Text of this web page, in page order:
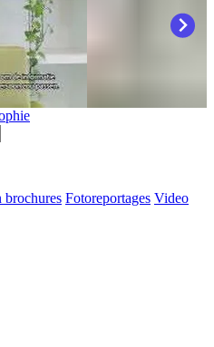
brochures Fotoreportages Video